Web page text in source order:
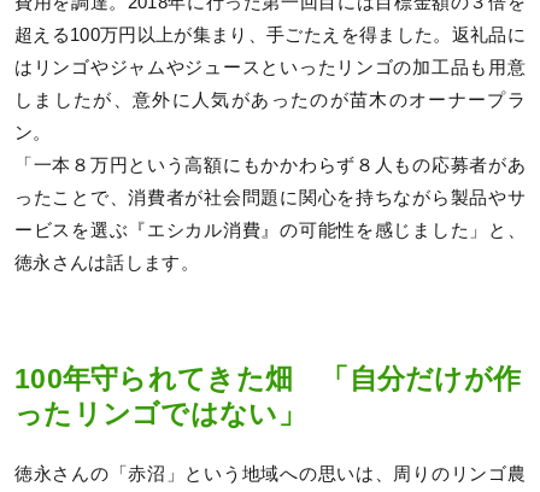
超える100万円以上が集まり、手ごたえを得ました。返礼品に
はリンゴやジャムやジュースといったリンゴの加工品も用意
しましたが、意外に人気があったのが苗木のオーナープラ
ン。
「一本８万円という高額にもかかわらず８人もの応募者があ
ったことで、消費者が社会問題に関心を持ちながら製品やサ
ービスを選ぶ『エシカル消費』の可能性を感じました」と、
徳永さんは話します。
100年守られてきた畑 「自分だけが作
ったリンゴではない」
徳永さんの「赤沼」という地域への思いは、周りのリンゴ農